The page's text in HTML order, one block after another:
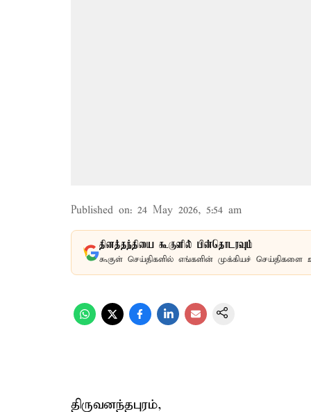
Published on: 24 May 2026, 5:54 am
தினத்தந்தியை கூகுளில் பின்தொடரவும்
கூகுள் செய்திகளில் எங்களின் முக்கியச் செய்திகளை
திருவனந்தபுரம்,